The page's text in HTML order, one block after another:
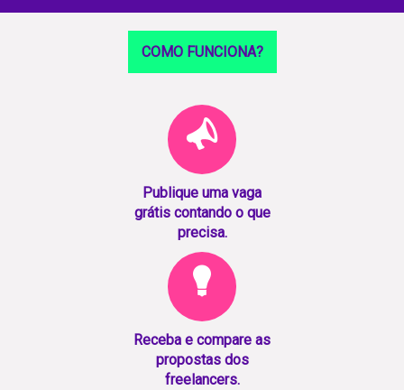
COMO FUNCIONA?
Publique uma vaga
grátis contando o que
precisa.
Receba e compare as
propostas dos
freelancers.